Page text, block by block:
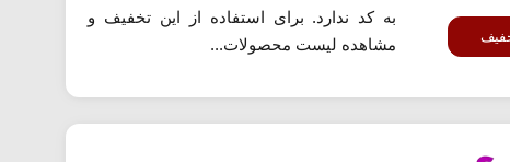
به کد ندارد. برای استفاده از این تخفیف و
مشاهده لیست محصولات...